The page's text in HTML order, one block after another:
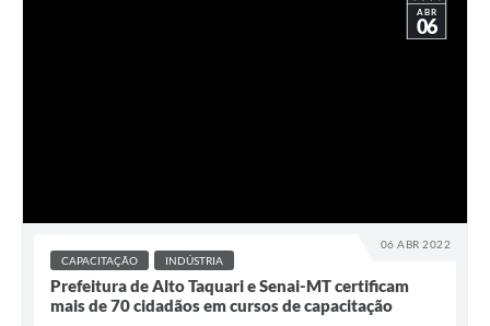
06 ABR 2022
ABR
06
CAPACITAÇÃO INDÚSTRIA
Prefeitura de Alto Taquari e Senai-MT certificam
mais de 70 cidadãos em cursos de capacitação